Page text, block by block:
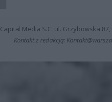
Capital Media S.C. ul. Grzybowska
Kontakt z redakcją: